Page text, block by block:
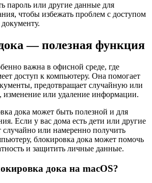
пароль или другие данные для
чтобы избежать проблем с доступом
— полезная функция
важна в офисной среде, где
доступ к компьютеру. Она помогает
предотвращает случайную или
или удаление информации.
дока может быть полезной и для
Если у вас дома есть дети или другие
или намеренно получить
блокировка дока может помочь
и защитить личные данные.
дока на macOS?